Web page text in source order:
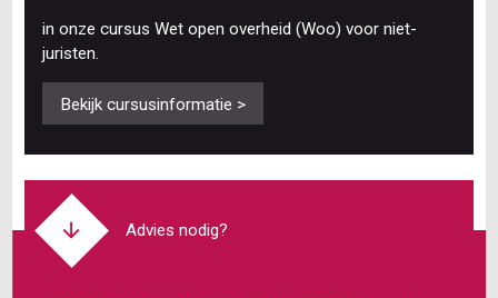
in onze cursus Wet open overheid (Woo) voor niet-
juristen.
Bekijk cursusinformatie >
Advies nodig?